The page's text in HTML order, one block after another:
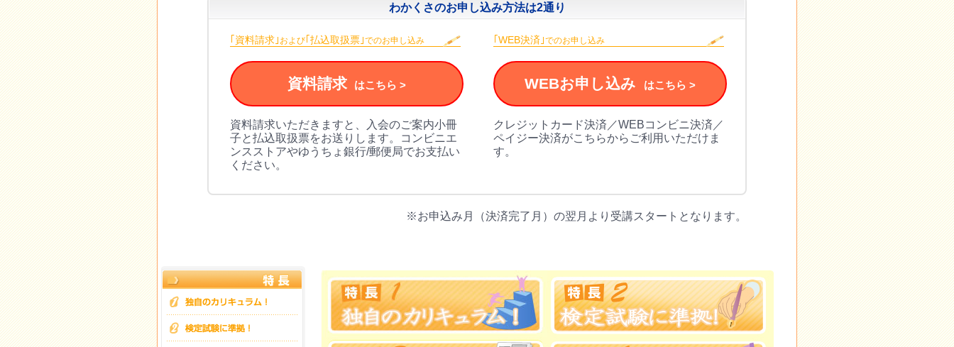
わかくさのお申し込み方法は2通り
｢資料請求｣ および ｢払込取扱票｣でのお申し込み
資料請求 はこちら >
資料請求いただきますと、入会のご案内小冊
子と払込取扱票をお送りします。コンビニエ
ンスストアやゆうちょ銀行/郵便局でお支払い
ください。
｢WEB決済｣でのお申し込み
WEBお申し込み はこちら >
クレジットカード決済／WEBコンビニ決済／
ペイジー決済がこちらからご利用いただけま
す。
※お申込み月（決済完了月）の翌月より受講スタートとなります。